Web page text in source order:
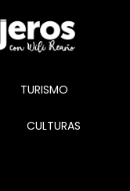
TURISMO
CULTURAS